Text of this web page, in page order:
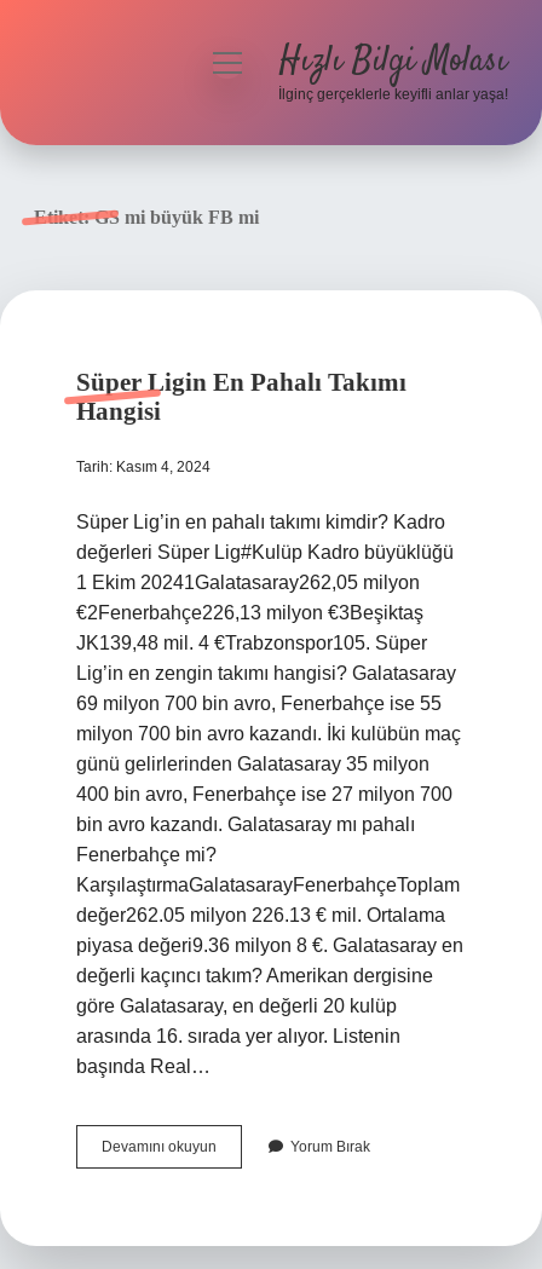
menüyüHızlı Bilgi Molası
İlginç gerçeklerle keyifli anlar yaşa!
Etiket:GS mi büyük FB mi
Süper Ligin En Pahalı Takımı
Hangisi
Tarih: Kasım 4, 2024
Süper Lig’in en pahalı takımı kimdir? Kadro
değerleri ​​Süper Lig#Kulüp Kadro büyüklüğü
1 Ekim 20241Galatasaray262,05 milyon
€2Fenerbahçe226,13 milyon €3Beşiktaş
JK139,48 mil. 4 €Trabzonspor105. Süper
Lig’in en zengin takımı hangisi? Galatasaray
69 milyon 700 bin avro, Fenerbahçe ise 55
milyon 700 bin avro kazandı. İki kulübün maç
günü gelirlerinden Galatasaray 35 milyon
400 bin avro, Fenerbahçe ise 27 milyon 700
bin avro kazandı. Galatasaray mı pahalı
Fenerbahçe mi?
KarşılaştırmaGalatasarayFenerbahçeToplam
değer262.05 milyon 226.13 € mil. Ortalama
piyasa değeri9.36 milyon 8 €. Galatasaray en
değerli kaçıncı takım? Amerikan dergisine
göre Galatasaray, en değerli 20 kulüp
arasında 16. sırada yer alıyor. Listenin
başında Real…
Devamını okuyun
Ligin
Yorum Bırak